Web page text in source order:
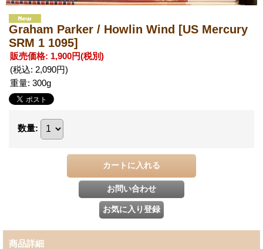
Graham Parker / Howlin Wind [US Mercury
SRM 1 1095]
販売価格: 1,900円(税別)
(税込: 2,090円)
重量: 300g
数量:
商品詳細